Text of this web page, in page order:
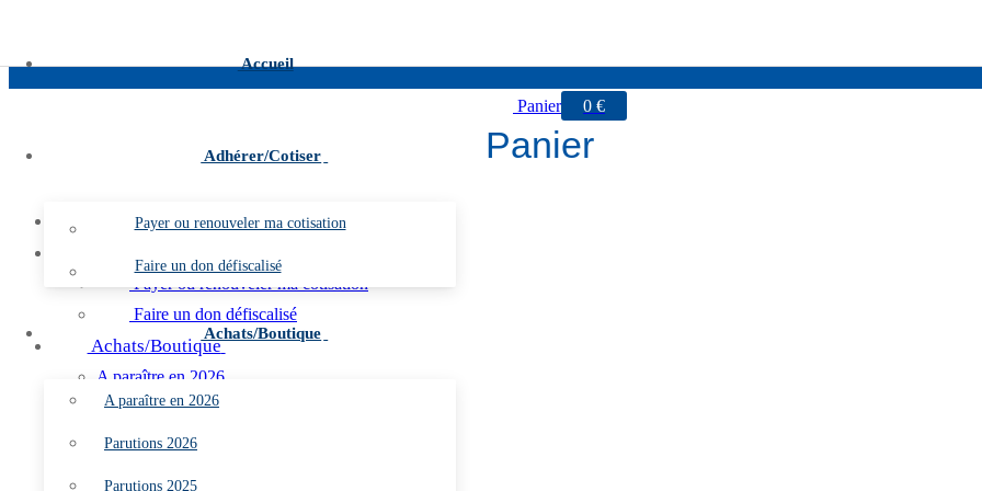
Accueil
Adhérer/Cotiser
Payer ou renouveler ma cotisation
Faire un don défiscalisé
Achats/Boutique
A paraître en 2026
Parutions 2026
Parutions 2025
Panier 0 €
Panier
Accueil
Payer ou renouveler ma cotisation
Faire un don défiscalisé
Achats/Boutique
A paraître en 2026
Parutions 2026
Parutions 2025